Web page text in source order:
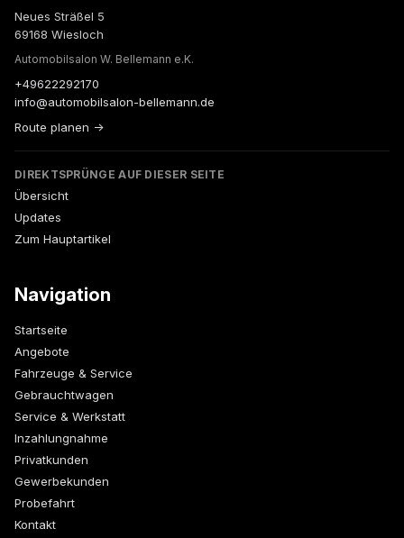
Neues Sträßel 5
69168 Wiesloch
Automobilsalon W. Bellemann e.K.
+49622292170
info@automobilsalon-bellemann.de
Route planen →
DIREKTSPRÜNGE AUF DIESER SEITE
Übersicht
Updates
Zum Hauptartikel
Navigation
Startseite
Angebote
Fahrzeuge & Service
Gebrauchtwagen
Service & Werkstatt
Inzahlungnahme
Privatkunden
Gewerbekunden
Probefahrt
Kontakt